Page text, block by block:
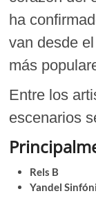
ha
van desde
más
Entre los
escenarios
Rels B
Yandel